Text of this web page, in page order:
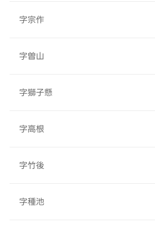
字宗作
字曽山
字獅子懸
字高根
字竹後
字種池